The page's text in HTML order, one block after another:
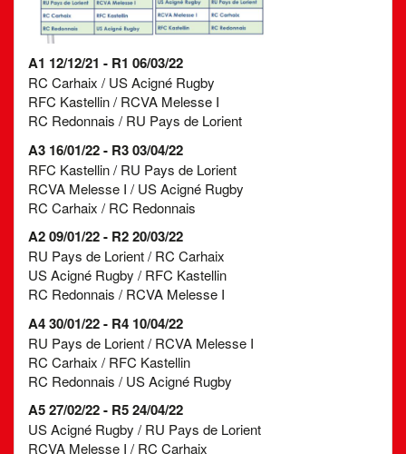
A1 12/12/21 - R1 06/03/22
RC Carhaix / US Acigné Rugby
RFC Kastellin / RCVA Melesse I
RC Redonnais / RU Pays de Lorient
A3 16/01/22 - R3 03/04/22
RFC Kastellin / RU Pays de Lorient
RCVA Melesse I / US Acigné Rugby
RC Carhaix / RC Redonnais
A2 09/01/22 - R2 20/03/22
RU Pays de Lorient / RC Carhaix
US Acigné Rugby / RFC Kastellin
RC Redonnais / RCVA Melesse I
A4 30/01/22 - R4 10/04/22
RU Pays de Lorient / RCVA Melesse I
RC Carhaix / RFC Kastellin
RC Redonnais / US Acigné Rugby
A5 27/02/22 - R5 24/04/22
US Acigné Rugby / RU Pays de Lorient
RCVA Melesse I / RC Carhaix